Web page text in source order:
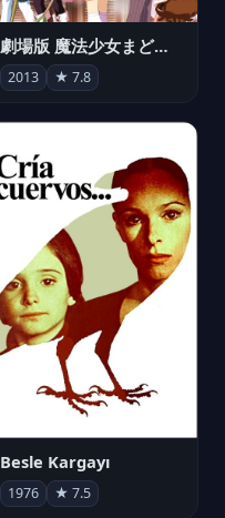
劇場版 魔法少女まどか☆マギカ[新編]叛逆の物語
2013 ★ 7.8
Besle Kargayı
1976 ★ 7.5